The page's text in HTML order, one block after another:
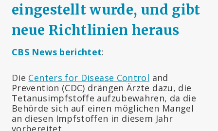
eingestellt wurde, und gibt
neue Richtlinien heraus
CBS News berichtet:
Die Centers for Disease Control and
Prevention (CDC) drängen Ärzte dazu, die
Tetanusimpfstoffe aufzubewahren, da die
Behörde sich auf einen möglichen Mangel
an diesen Impfstoffen in diesem Jahr
vorbereitet.